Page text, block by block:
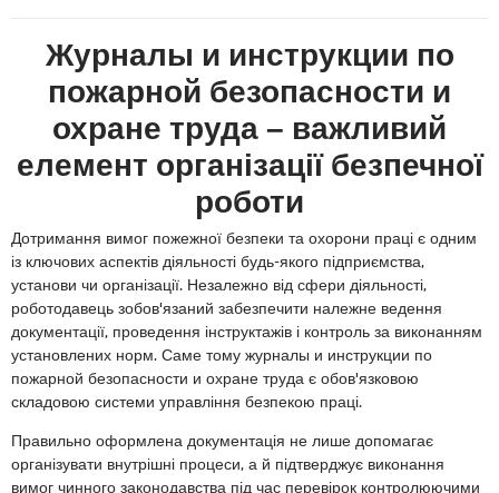
Журналы и инструкции по
пожарной безопасности и
охране труда – важливий
елемент організації безпечної
роботи
Дотримання вимог пожежної безпеки та охорони праці є одним
із ключових аспектів діяльності будь-якого підприємства,
установи чи організації. Незалежно від сфери діяльності,
роботодавець зобов'язаний забезпечити належне ведення
документації, проведення інструктажів і контроль за виконанням
установлених норм. Саме тому журналы и инструкции по
пожарной безопасности и охране труда є обов'язковою
складовою системи управління безпекою праці.
Правильно оформлена документація не лише допомагає
організувати внутрішні процеси, а й підтверджує виконання
вимог чинного законодавства під час перевірок контролюючими